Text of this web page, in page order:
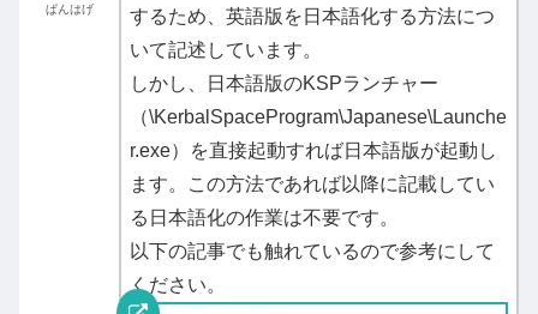
ぱんはげ
するため、英語版を日本語化する方法につ
いて記述しています。
しかし、日本語版のKSPランチャー
（\KerbalSpaceProgram\Japanese\Launche
r.exe）を直接起動すれば日本語版が起動し
ます。この方法であれば以降に記載してい
る日本語化の作業は不要です。
以下の記事でも触れているので参考にして
ください。